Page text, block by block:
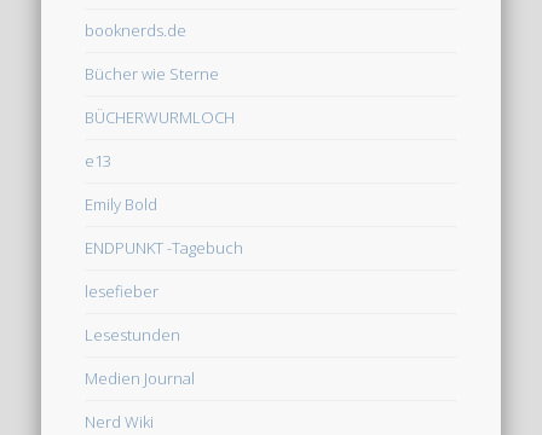
booknerds.de
Bücher wie Sterne
BÜCHERWURMLOCH
e13
Emily Bold
ENDPUNKT -Tagebuch
lesefieber
Lesestunden
Medien Journal
Nerd Wiki